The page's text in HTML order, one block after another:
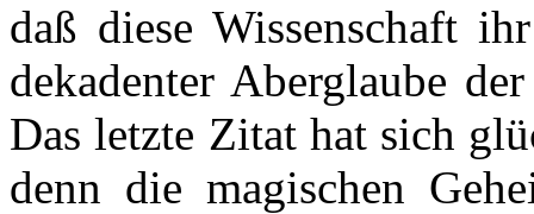
daß diese Wissenschaft
dekadenter Aberglaube
Das letzte Zitat hat sich
denn die magischen